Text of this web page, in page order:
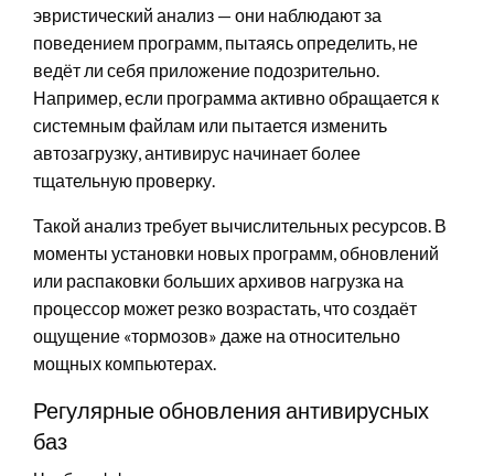
эвристический анализ — они наблюдают за
поведением программ, пытаясь определить, не
ведёт ли себя приложение подозрительно.
Например, если программа активно обращается к
системным файлам или пытается изменить
автозагрузку, антивирус начинает более
тщательную проверку.
Такой анализ требует вычислительных ресурсов. В
моменты установки новых программ, обновлений
или распаковки больших архивов нагрузка на
процессор может резко возрастать, что создаёт
ощущение «тормозов» даже на относительно
мощных компьютерах.
Регулярные обновления антивирусных
баз